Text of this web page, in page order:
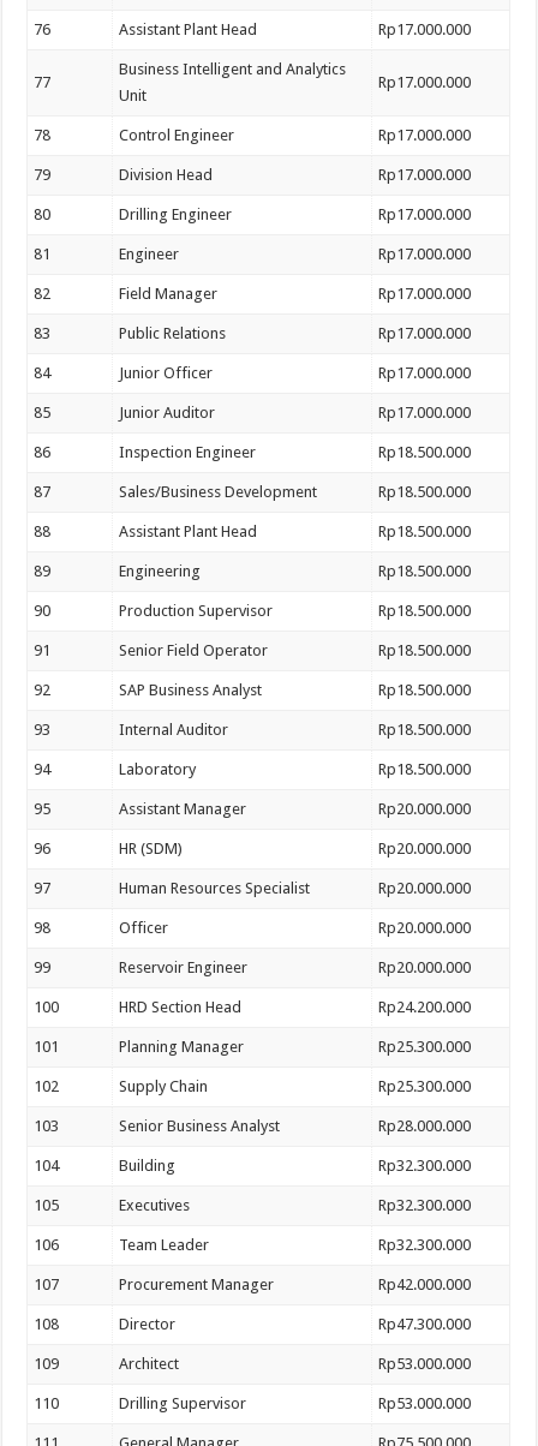
76 Assistant Plant Head Rp17.000.000
77
Business Intelligent and Analytics
Unit
Rp17.000.000
78 Control Engineer Rp17.000.000
79 Division Head Rp17.000.000
80 Drilling Engineer Rp17.000.000
81 Engineer Rp17.000.000
82 Field Manager Rp17.000.000
83 Public Relations Rp17.000.000
84 Junior Officer Rp17.000.000
85 Junior Auditor Rp17.000.000
86 Inspection Engineer Rp18.500.000
87 Sales/Business Development Rp18.500.000
88 Assistant Plant Head Rp18.500.000
89 Engineering Rp18.500.000
90 Production Supervisor Rp18.500.000
91 Senior Field Operator Rp18.500.000
92 SAP Business Analyst Rp18.500.000
93 Internal Auditor Rp18.500.000
94 Laboratory Rp18.500.000
95 Assistant Manager Rp20.000.000
96 HR (SDM) Rp20.000.000
97 Human Resources Specialist Rp20.000.000
98 Officer Rp20.000.000
99 Reservoir Engineer Rp20.000.000
100 HRD Section Head Rp24.200.000
101 Planning Manager Rp25.300.000
102 Supply Chain Rp25.300.000
103 Senior Business Analyst Rp28.000.000
104 Building Rp32.300.000
105 Executives Rp32.300.000
106 Team Leader Rp32.300.000
107 Procurement Manager Rp42.000.000
108 Director Rp47.300.000
109 Architect Rp53.000.000
110 Drilling Supervisor Rp53.000.000